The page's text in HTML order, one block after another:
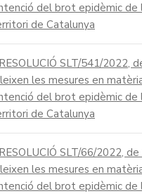
del brot epidèmic de
de Catalunya
RESOLUCIÓ SLT/541/2022,
les mesures en
del brot epidèmic de
de Catalunya
RESOLUCIÓ SLT/66/2022,
les mesures en
del brot epidèmic de